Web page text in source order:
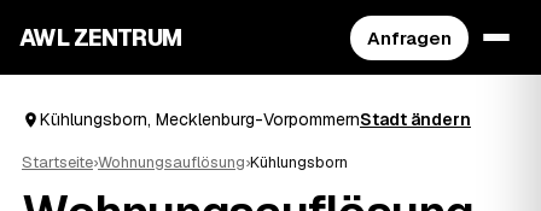
AWL ZENTRUM Anfragen
Kühlungsborn, Mecklenburg-VorpommernStadt ändern
Startseite›Wohnungsauflösung›Kühlungsborn